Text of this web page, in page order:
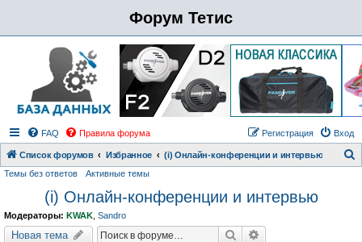
Форум Тетис
FAQ Правила форума Вход
Регистрация
Список форумов Избранное (i) Онлайн-конференции и интервью
Темы без ответов Активные темы
(i) Онлайн-конференции и интервью
Модераторы: KWAK Sandro
Новая тема Поиск